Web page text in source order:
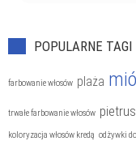
POPULARNE TAGI
farbowanie włosów plaża
trwałe farbowanie włosów
koloryzacja włosów kredą odżywki